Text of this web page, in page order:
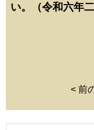
い。（令和六年
< 前